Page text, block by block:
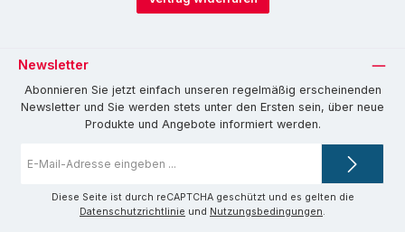
Newsletter
Abonnieren Sie jetzt einfach unseren regelmäßig erscheinenden
Newsletter und Sie werden stets unter den Ersten sein, über neue
Produkte und Angebote informiert werden.
Mail-
Diese Seite ist durch reCAPTCHA geschützt und es gelten die
Datenschutzrichtlinie und Nutzungsbedingungen.